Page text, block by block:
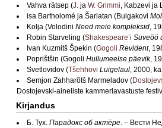
Vahva rätsep (J. ja W. Grimmi, Kabzevi ja
isa Bartholomé ja Šarlatan (Bulgakovi
Kolja (Volodini Need meie kompleksid,
Robin Starveling (Shakespeare’i Suveöö
Ivan Kuzmitš Špekin (Gogoli Revident,
Poprištšin (Gogoli Hullumeelse päevik,
Svetlovidov (Tšehhovi Luigelaul, 2000,
Semjon Zahharõtš Marmeladov (
Dostojevski-aineliste kammerlavastuste
Kirjandus
Б. Тух. Парадокс об актёре. – Вести